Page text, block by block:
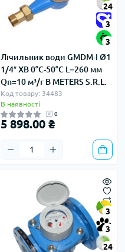
24
3
3
Лічильник води GMDM-I Ø1
1/4″ ХВ 0°С-50°С L=260 мм
Qn=10 м³/г B METERS S.R.L.
Код товару: 34483
В наявності
0
5 898.00 ₴
3
3
24